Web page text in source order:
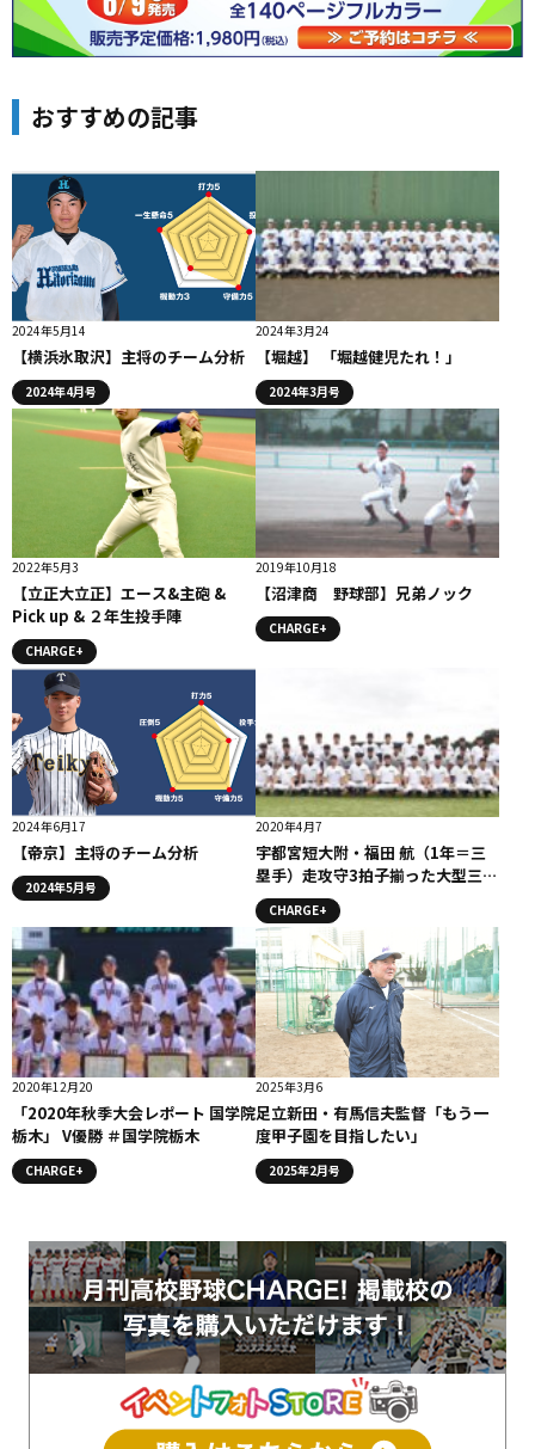
おすすめの記事
2024年5月14
【横浜氷取沢】主将のチーム分析
2024年4月号
2024年3月24
【堀越】 「堀越健児たれ！」
2024年3月号
2022年5月3
【立正大立正】エース&主砲 &
Pick up & ２年生投手陣
CHARGE+
2019年10月18
【沼津商 野球部】兄弟ノック
CHARGE+
2024年6月17
【帝京】主将のチーム分析
2024年5月号
2020年4月7
宇都宮短大附・福田 航（1年＝三
塁手）走攻守3拍子揃った大型三塁
手/「進化の証」コラム
CHARGE+
2020年12月20
「2020年秋季大会レポート 国学院
栃木」 V優勝 ＃国学院栃木
CHARGE+
2025年3月6
足立新田・有馬信夫監督「もう一
度甲子園を目指したい」
2025年2月号